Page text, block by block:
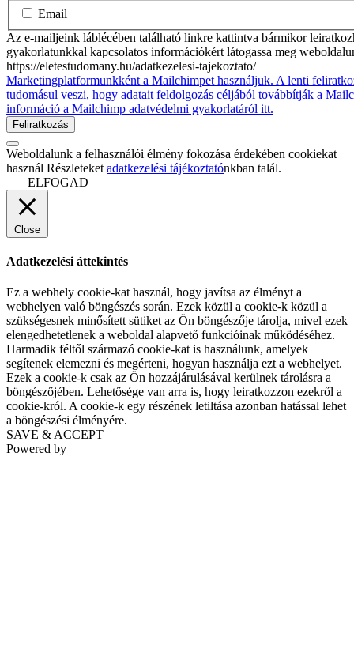
Email
Az e-mailjeink láblécében található linkre kattintva bármikor
gyakorlatunkkal kapcsolatos információkért látogassa meg
https://eletestudomany.hu/adatkezelesi-tajekoztato/
Marketingplatformunkként a Mailchimpet használjuk. A lenti
tudomásul veszi, hogy adatait feldolgozás céljából továbbítják a
információ a Mailchimp adatvédelmi gyakorlatáról itt.
Weboldalunk a felhasználói élmény fokozása érdekében cookiekat
használ Részleteket adatkezelési tájékoztatónkban talál.
ELFOGAD
Close
Adatkezelési áttekintés
Ez a webhely cookie-kat használ, hogy javítsa az élményt a
webhelyen való böngészés során. Ezek közül a cookie-k közül a
szükségesnek minősített sütiket az Ön böngészője tárolja, mivel ezek
elengedhetetlenek a weboldal alapvető funkcióinak működéséhez.
Harmadik féltől származó cookie-kat is használunk, amelyek
segítenek elemezni és megérteni, hogyan használja ezt a webhelyet.
Ezek a cookie-k csak az Ön hozzájárulásával kerülnek tárolásra a
böngészőjében. Lehetősége van arra is, hogy leiratkozzon ezekről a
cookie-król. A cookie-k egy részének letiltása azonban hatással lehet
a böngészési élményére.
SAVE & ACCEPT
Powered by